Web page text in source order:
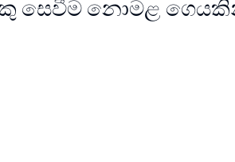
සෙවීම නොමළ
ද?